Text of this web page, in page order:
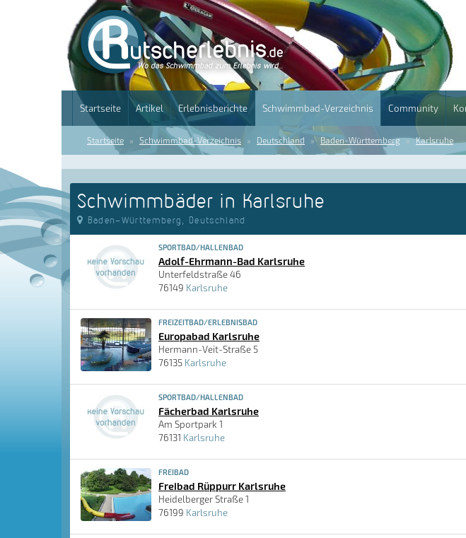
Startseite Artikel Erlebnisberichte Schwimmbad-Verzeichnis Community
Startseite Schwimmbad-Verzeichnis Deutschland Baden-Württemberg Karlsruhe
Schwimmbäder in Karlsruhe
Baden-Württemberg, Deutschland
SPORTBAD/HALLENBAD
Adolf-Ehrmann-Bad Karlsruhe
Unterfeldstraße 46
76149 Karlsruhe
FREIZEITBAD/ERLEBNISBAD
Europabad Karlsruhe
Hermann-Veit-Straße 5
76135 Karlsruhe
SPORTBAD/HALLENBAD
Fächerbad Karlsruhe
Am Sportpark 1
76131 Karlsruhe
FREIBAD
Freibad Rüppurr Karlsruhe
Heidelberger Straße 1
76199 Karlsruhe